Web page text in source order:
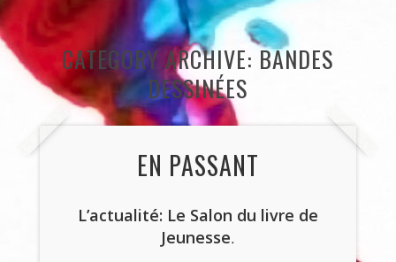
CATEGORY ARCHIVE: BANDES
DESSINÉES
EN PASSANT
L’actualité: Le Salon du livre de
Jeunesse.